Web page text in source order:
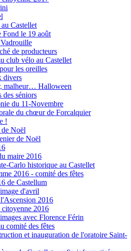
Castellet
Fond le 19 août
de producteurs
club vélo au Castellet
les oreilles
divers
malheur… Halloween
des séniors
du 11-Novembre
du chœur de Forcalquier
!
Noël
de Noël
maire 2016
Carlo historique au Castellet
2016 - comité des fêtes
de Castellum
d'avril
2016
citoyenne 2016
avec Florence Férin
comité des fêtes
et inauguration de l'oratoire Saint-